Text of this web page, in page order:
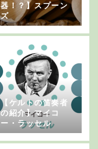
器！？】スプーン
ズ
【ケルトの笛奏者
の紹介】マイコ
ー・ラッセル